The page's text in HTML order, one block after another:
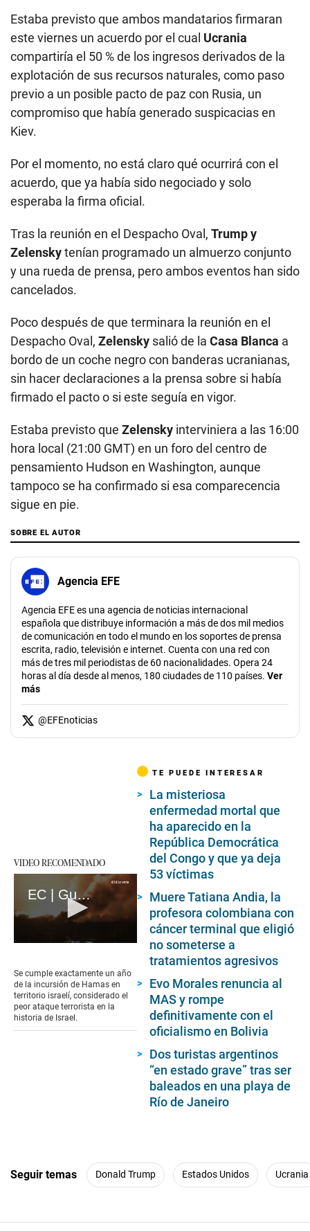
Estaba previsto que ambos mandatarios firmaran
este viernes un acuerdo por el cual Ucrania
compartiría el 50 % de los ingresos derivados de la
explotación de sus recursos naturales, como paso
previo a un posible pacto de paz con Rusia, un
compromiso que había generado suspicacias en
Kiev.
Por el momento, no está claro qué ocurrirá con el
acuerdo, que ya había sido negociado y solo
esperaba la firma oficial.
Tras la reunión en el Despacho Oval, Trump y
Zelenskytenían programado un almuerzo conjunto
y una rueda de prensa, pero ambos eventos han sido
cancelados.
Poco después de que terminara la reunión en el
Despacho Oval, Zelensky salió de la Casa Blanca a
bordo de un coche negro con banderas ucranianas,
sin hacer declaraciones a la prensa sobre si había
firmado el pacto o si este seguía en vigor.
Estaba previsto que Zelensky interviniera a las 16:00
hora local (21:00 GMT) en un foro del centro de
pensamiento Hudson en Washington, aunque
tampoco se ha confirmado si esa comparecencia
sigue en pie.
SOBRE EL AUTOR
Agencia EFE
Agencia EFE es una agencia de noticias internacional
española que distribuye información a más de dos mil medios
de comunicación en todo el mundo en los soportes de prensa
escrita, radio, televisión e internet. Cuenta con una red con
más de tres mil periodistas de 60 nacionalidades. Opera 24
horas al día desde al menos, 180 ciudades de 110 países. Ver
más
@EFEnoticias
VIDEO RECOMENDADO
EC | Guerra en Gaza: A un año del ataque mortal de Hamás en Israel (loop)
of
17
seconds
Se cumple exactamente un año
de la incursión de Hamas en
territorio israelí, considerado el
peor ataque terrorista en la
historia de Israel.
TE PUEDE INTERESAR
La misteriosa
enfermedad mortal que
ha aparecido en la
República Democrática
del Congo y que ya deja
53 víctimas
Muere Tatiana Andia, la
profesora colombiana con
cáncer terminal que eligió
no someterse a
tratamientos agresivos
Evo Morales renuncia al
MAS y rompe
definitivamente con el
oficialismo en Bolivia
Dos turistas argentinos
“en estado grave” tras ser
baleados en una playa de
Río de Janeiro
Seguir temas Donald Trump Estados Unidos Ucrania